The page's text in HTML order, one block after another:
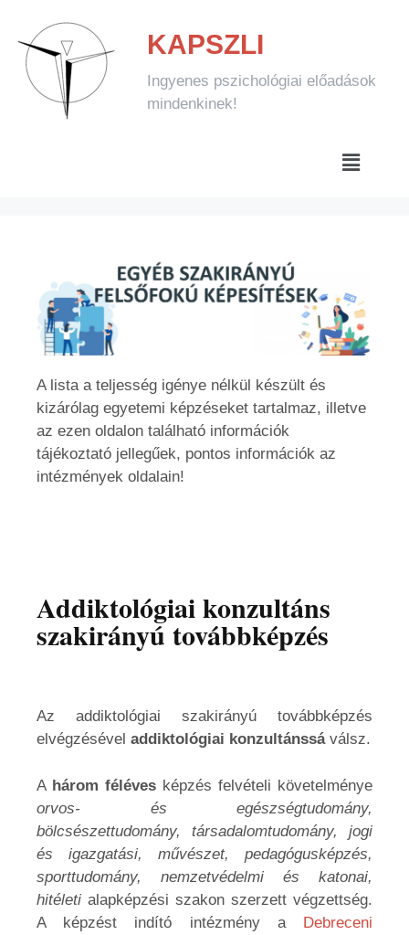
KAPSZLI
Ingyenes pszichológiai előadások
mindenkinek!
A lista a teljesség igénye nélkül készült és
kizárólag egyetemi képzéseket tartalmaz, illetve
az ezen oldalon található információk
tájékoztató jellegűek, pontos információk az
intézmények oldalain!
Addiktológiai konzultáns
szakirányú továbbképzés
Az addiktológiai szakirányú továbbképzés
elvégzésével addiktológiai konzultánssáválsz.
A három féléves képzés felvételi követelménye
orvos- és egészségtudomány,
bölcsészettudomány, társadalomtudomány, jogi
és igazgatási, művészet, pedagógusképzés,
sporttudomány, nemzetvédelmi és katonai,
hitéleti alapképzési szakon szerzett végzettség.
A képzést indító intézmény a Debreceni